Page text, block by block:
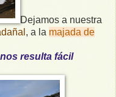
Dejamos a nuestra
, a la majada de
resulta fácil